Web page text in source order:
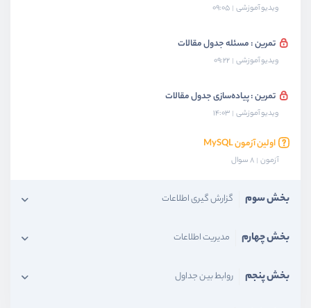
ویدیو آموزشی 09:05
تمرین : مسئله جدول مقالات
ویدیو آموزشی 09:22
تمرین : پیاده‌سازی جدول مقالات
ویدیو آموزشی 14:03
اولین آزمون MySQL
آزمون 8 سوال
بخش سوم گزارش گیری اطلاعات
بخش چهارم مدیریت اطلاعات
بخش پنجم روابط بین جداول